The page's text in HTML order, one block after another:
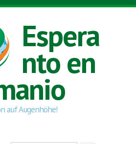
Espera
nto en
auf Augenhöhe!